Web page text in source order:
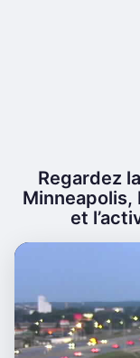
Regardez
Minneapolis,
et